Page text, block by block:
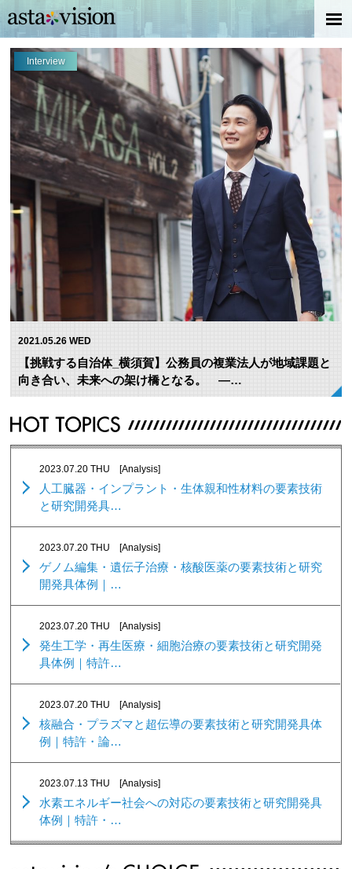
Interview
2021.05.26 WED
【挑戦する自治体_横須賀】公務員の複業法人が地域課題と
向き合い、未来への架け橋となる。 ―…
2023.07.20 THU [Analysis]
人工臓器・インプラント・生体親和性材料の要素技術
と研究開発具…
2023.07.20 THU [Analysis]
ゲノム編集・遺伝子治療・核酸医薬の要素技術と研究
開発具体例｜…
2023.07.20 THU [Analysis]
発生工学・再生医療・細胞治療の要素技術と研究開発
具体例｜特許…
2023.07.20 THU [Analysis]
核融合・プラズマと超伝導の要素技術と研究開発具体
例｜特許・論…
2023.07.13 THU [Analysis]
水素エネルギー社会への対応の要素技術と研究開発具
体例｜特許・…